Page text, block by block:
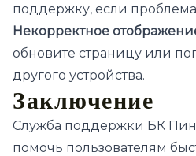
поддержку, если проблема
Некорректное
обновите страницу или
другого устройства.
Заключение
Служба поддержки БК
помочь пользователям